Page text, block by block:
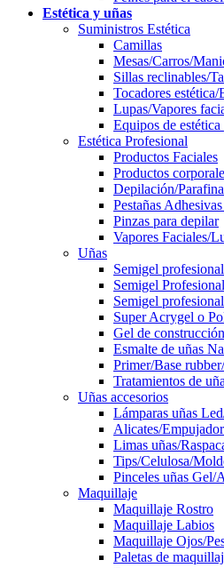
Estética y uñas
Suministros Estética
Camillas
Mesas/Carros/
Sillas reclinables/
Tocadores estética/
Lupas/Vapores
Equipos de
Estética Profesional
Productos Faciales
Productos
Depilación/Parafina
Pestañas
Pinzas para depilar
Vapores Faciales/
Uñas
Semigel
Semigel
Semigel
Super Acrygel o
Gel de
Esmalte de uñas
Primer/Base
Tratamientos de
Uñas accesorios
Lámparas uñas
Alicates/
Limas uñas/
Tips/Celulosa/
Pinceles uñas
Maquillaje
Maquillaje Rostro
Maquillaje Labios
Maquillaje Ojos/
Paletas de